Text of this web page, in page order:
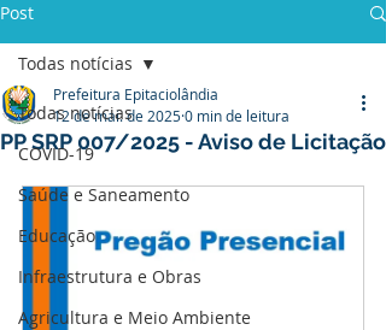
Post
Todas notícias
COVID-19
Saúde e Saneamento
Educação
Infraestrutura e Obras
Agricultura e Meio Ambiente
Todas notícias
PP SRP 007/2025 - Aviso de Licitação
Prefeitura Epitaciolândia
12 de mai. de 20250 min de leitura